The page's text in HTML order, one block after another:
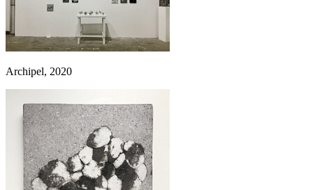
Archipel, 2020